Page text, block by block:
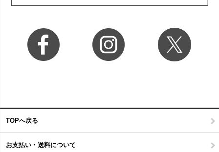
TOPへ戻る
お支払い・送料について